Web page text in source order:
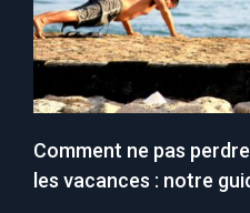
Comment ne pas
les vacances : notre